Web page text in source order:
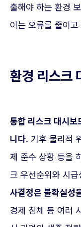
출해야 하는 환경
이는 오류를 줄이
환경 리스크
통합 리스크 대시보
니다. 기후 물리적
제 준수 상황 등을
크 우선순위와 시
사결정은 불확실성
경제 침체 등 여러